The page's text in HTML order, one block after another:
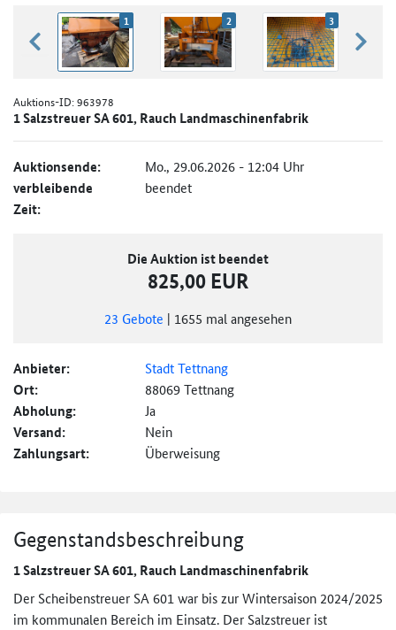
zurück blättern
1 2 3
Auktions-ID:963978
1 Salzstreuer SA 601, Rauch Landmaschinenfabrik
Auktionsende: Mo., 29.06.2026 - 12:04 Uhr
verbleibende
Zeit:
beendet
Die Auktion ist beendet
825,00 EUR
23 Gebote | 1655 mal angesehen
Anbieter: Stadt Tettnang
Ort: 88069 Tettnang
Abholung: Ja
Versand: Nein
Zahlungsart: Überweisung
Gegenstandsbeschreibung
1 Salzstreuer SA 601, Rauch Landmaschinenfabrik
Der Scheibenstreuer SA 601 war bis zur Wintersaison 2024/2025
im kommunalen Bereich im Einsatz. Der Salzstreuer ist